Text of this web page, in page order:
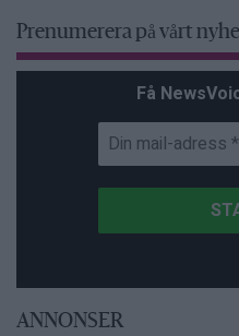
Prenumerera på vårt
Få
ANNONSER